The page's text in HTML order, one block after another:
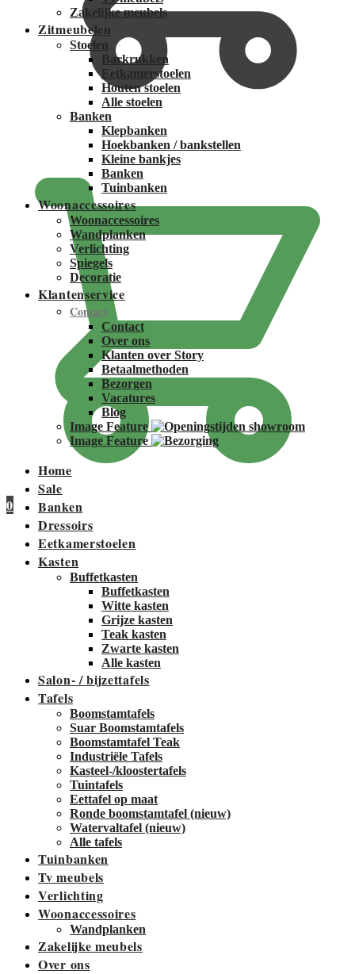
0
Zakelijke meubels
Zitmeubelen
Stoelen
Barkrukken
Eetkamerstoelen
Houten stoelen
Alle stoelen
Banken
Klepbanken
Hoekbanken / bankstellen
Kleine bankjes
Banken
Tuinbanken
Woonaccessoires
Woonaccessoires
Wandplanken
Verlichting
Spiegels
Decoratie
Klantenservice
Contact
Contact
Over ons
Klanten over Story
Betaalmethoden
Bezorgen
Vacatures
Blog
Image Feature
Image Feature
Home
Sale
Banken
Dressoirs
Eetkamerstoelen
Kasten
Buffetkasten
Buffetkasten
Witte kasten
Grijze kasten
Teak kasten
Zwarte kasten
Alle kasten
Salon- / bijzettafels
Tafels
Boomstamtafels
Suar Boomstamtafels
Boomstamtafel Teak
Industriële Tafels
Kasteel-/kloostertafels
Tuintafels
Eettafel op maat
Ronde boomstamtafel (nieuw)
Watervaltafel (nieuw)
Alle tafels
Tuinbanken
Tv meubels
Verlichting
Woonaccessoires
Wandplanken
Zakelijke meubels
Over ons